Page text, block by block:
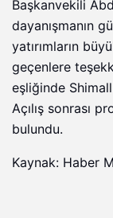
Başkanvekili
dayanışmanın
yatırımların
geçenlere
eşliğinde
Açılış sonrası
bulundu.
Kaynak: Haber